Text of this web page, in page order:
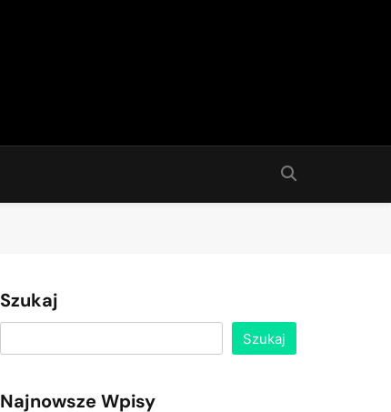
Szukaj
Szukaj
Najnowsze Wpisy